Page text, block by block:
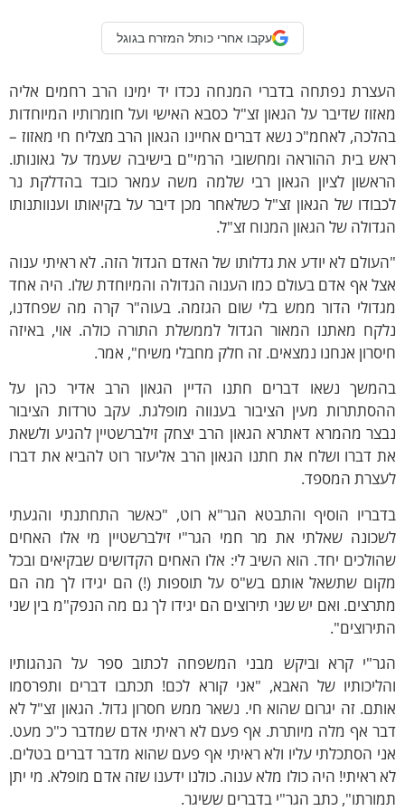
עקבו אחרי כותל המזרח בגוגל
נפתחה בדברי המנחה נכדו יד ימינו הרב רחמים אליה
שדיבר על הגאון זצ"ל כסבא האישי ועל חומרותיו המיוחדות
לאחמ"כ נשא דברים אחיינו הגאון הרב מצליח חי מאזוז –
בית ההוראה ומחשובי הרמי"ם בישיבה שעמד על גאונותו.
לציון הגאון רבי שלמה משה עמאר כובד בהדלקת נר
של הגאון זצ"ל כשלאחר מכן דיבר על בקיאותו וענוותנותו
של הגאון המנוח זצ"ל.
לא יודע את גדלותו של האדם הגדול הזה. לא ראיתי ענוה
אף אדם בעולם כמו הענוה הגדולה והמיוחדת שלו. היה אחד
הדור ממש בלי שום הגזמה. בעוה"ר קרה מה שפחדנו,
מאתנו המאור הגדול לממשלת התורה כולה. אוי, באיזה
אנחנו נמצאים. זה חלק מחבלי משיח", אמר.
נשאו דברים חתנו הדיין הגאון הרב אדיר כהן על
מעין הציבור בענווה מופלגת. עקב טרדות הציבור
מהמרא דאתרא הגאון הרב יצחק זילברשטיין להגיע ולשאת
דברו ושלח את חתנו הגאון הרב אליעזר רוט להביא את דברו
המספד.
הוסיף והתבטא הגר"א רוט, "כאשר התחתנתי והגעתי
שאלתי את מר חמי הגר"י זילברשטיין מי אלו האחים
יחד. הוא השיב לי: אלו האחים הקדושים שבקיאים ובכל
שתשאל אותם בש"ס על תוספות (!) הם יגידו לך מה הם
ואם יש שני תירוצים הם יגידו לך גם מה הנפק"מ בין שני
קרא וביקש מבני המשפחה לכתוב ספר על הנהגותיו
של האבא, "אני קורא לכם! תכתבו דברים ותפרסמו
זה יגרום שהוא חי. נשאר ממש חסרון גדול. הגאון זצ"ל לא
אף מלה מיותרת. אף פעם לא ראיתי אדם שמדבר כ"כ מעט.
הסתכלתי עליו ולא ראיתי אף פעם שהוא מדבר דברים בטלים.
ראיתי! היה כולו מלא ענוה. כולנו ידענו שזה אדם מופלא. מי יתן
כתב הגר"י בדברים ששיגר.